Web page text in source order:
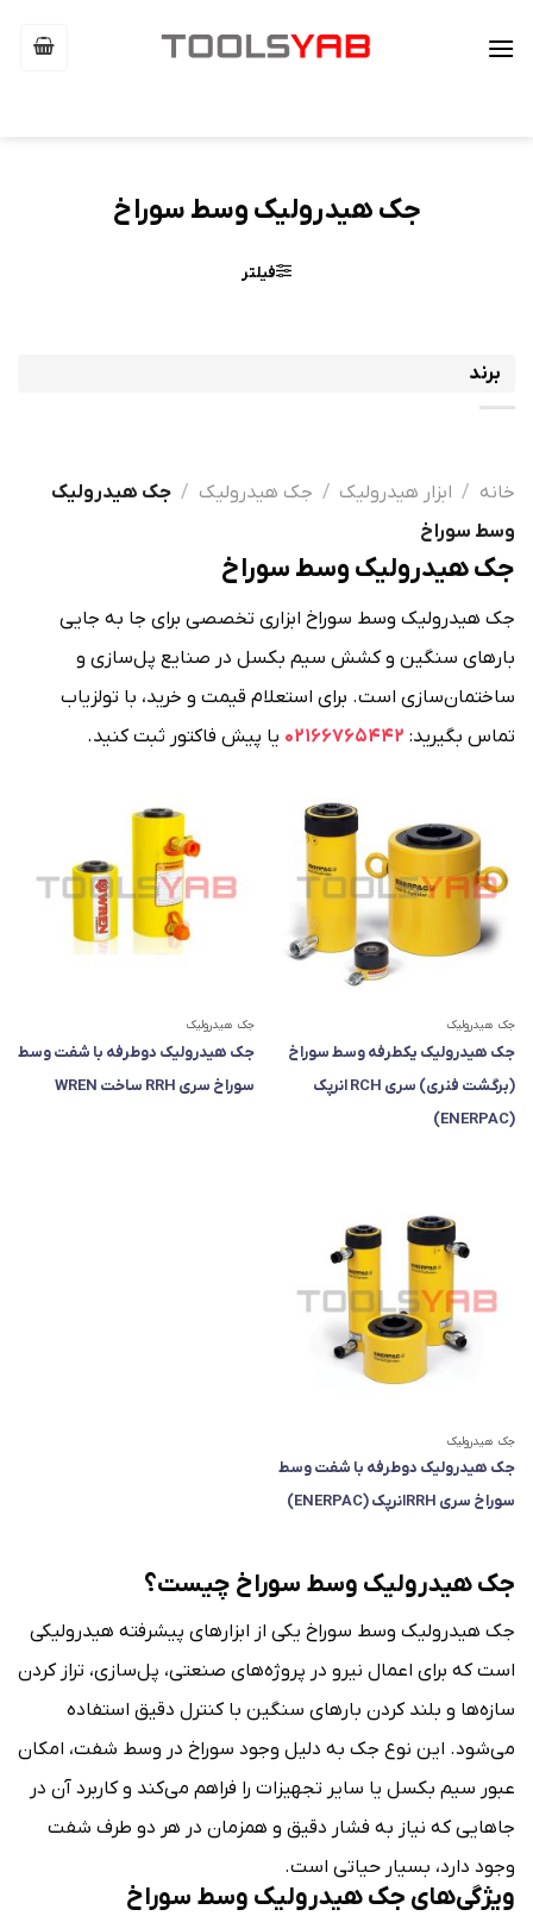
جک هیدرولیک وسط سوراخ
فیلتر
برند
خانه / ابزار هیدرولیک / جک هیدرولیک / جک هیدرولیک
وسط سوراخ
جک هیدرولیک وسط سوراخ
جک هیدرولیک وسط سوراخ ابزاری تخصصی برای جا به جایی
بارهای سنگین و کشش سیم بکسل در صنایع پل‌سازی و
ساختمان‌سازی است. برای استعلام قیمت و خرید، با تولزیاب
تماس بگیرید: 02166765442 یا پیش فاکتور ثبت کنید.
جک هیدرولیک
جک هیدرولیک یکطرفه وسط سوراخ
(برگشت فنری) سری RCH انرپک
(ENERPAC)
جک هیدرولیک
جک هیدرولیک دوطرفه با شفت وسط
سوراخ سری RRH ساخت WREN
جک هیدرولیک
جک هیدرولیک دوطرفه با شفت وسط
سوراخ سری RRHانرپک (ENERPAC)
جک هیدرولیک وسط سوراخ چیست؟
جک هیدرولیک وسط سوراخ یکی از ابزارهای پیشرفته هیدرولیکی
است که برای اعمال نیرو در پروژه‌های صنعتی، پل‌سازی، تراز کردن
سازه‌ها و بلند کردن بارهای سنگین با کنترل دقیق استفاده
می‌شود. این نوع جک به دلیل وجود سوراخ در وسط شفت، امکان
عبور سیم بکسل یا سایر تجهیزات را فراهم می‌کند و کاربرد آن در
جاهایی که نیاز به فشار دقیق و همزمان در هر دو طرف شفت
وجود دارد، بسیار حیاتی است.
ویژگی‌های جک هیدرولیک وسط سوراخ